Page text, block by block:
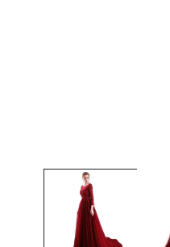
Ouvrir le média 1 dans une